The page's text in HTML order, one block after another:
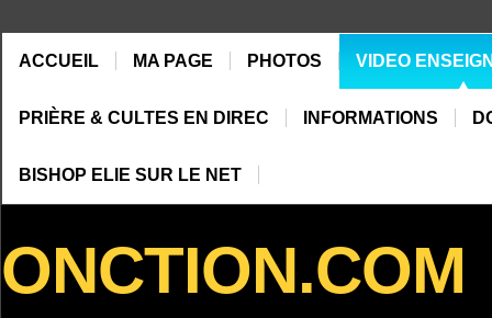
ACCUEIL MA PAGE PHOTOS VIDEO
PRIÈRE & CULTES EN DIREC INFORMATIONS
BISHOP ELIE SUR LE NET
ONCTION.COM